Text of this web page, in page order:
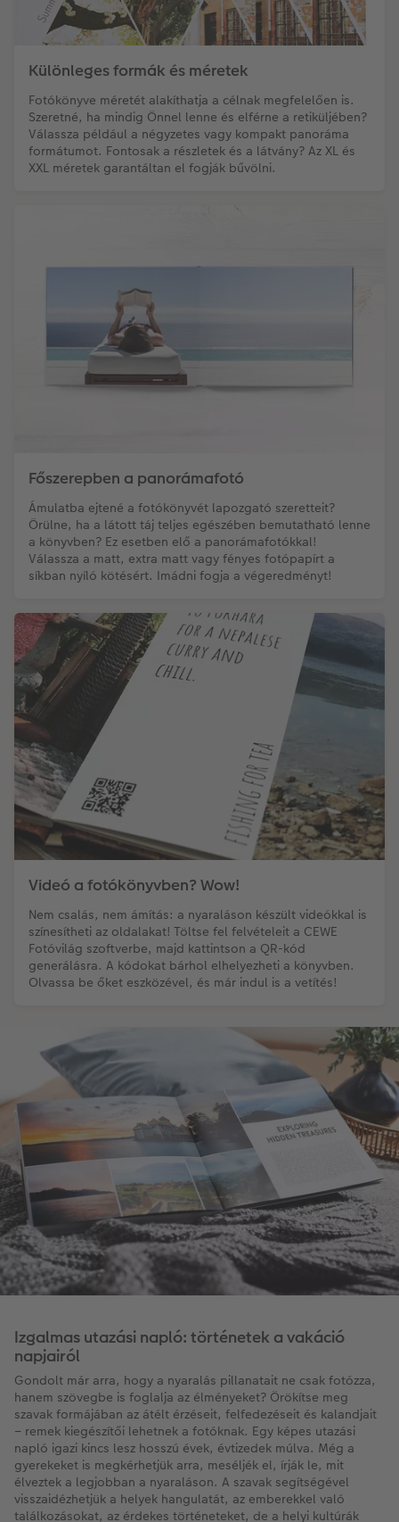
Különleges formák és méretek
Fotókönyve méretét alakíthatja a célnak megfelelően is.
Szeretné, ha mindig Önnel lenne és elférne a retiküljében?
Válassza például a négyzetes vagy kompakt panoráma
formátumot. Fontosak a részletek és a látvány? Az XL és
XXL méretek garantáltan el fogják bűvölni.
Főszerepben a panorámafotó
Ámulatba ejtené a fotókönyvét lapozgató szeretteit?
Örülne, ha a látott táj teljes egészében bemutatható lenne
a könyvben? Ez esetben elő a panorámafotókkal!
Válassza a matt, extra matt vagy fényes fotópapírt a
síkban nyíló kötésért. Imádni fogja a végeredményt!
Videó a fotókönyvben? Wow!
Nem csalás, nem ámítás: a nyaraláson készült videókkal is
színesítheti az oldalakat! Töltse fel felvételeit a CEWE
Fotóvilág szoftverbe, majd kattintson a QR-kód
generálásra. A kódokat bárhol elhelyezheti a könyvben.
Olvassa be őket eszközével, és már indul is a vetítés!
Izgalmas utazási napló: történetek a vakáció
napjairól
Gondolt már arra, hogy a nyaralás pillanatait ne csak fotózza,
hanem szövegbe is foglalja az élményeket? Örökítse meg
szavak formájában az átélt érzéseit, felfedezéseit és kalandjait
– remek kiegészítői lehetnek a fotóknak. Egy képes utazási
napló igazi kincs lesz hosszú évek, évtizedek múlva. Még a
gyerekeket is megkérhetjük arra, meséljék el, írják le, mit
élveztek a legjobban a nyaraláson. A szavak segítségével
visszaidézhetjük a helyek hangulatát, az emberekkel való
találkozásokat, az érdekes történeteket, de a helyi kultúrák